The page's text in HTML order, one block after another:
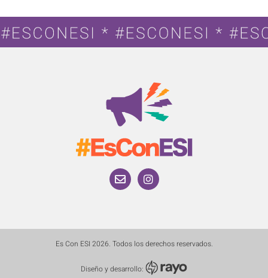
Es Con ESI 2026. Todos los derechos reservados.
Diseño y desarrollo: